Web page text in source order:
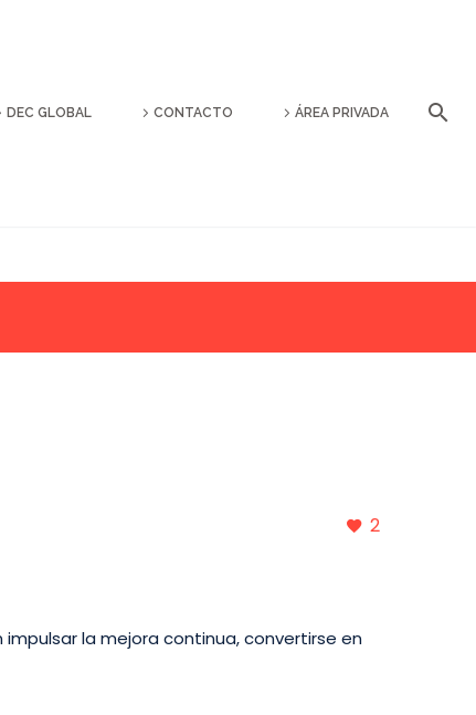
DEC GLOBAL CONTACTO ÁREA PRIVADA
2
la mejora continua, convertirse en